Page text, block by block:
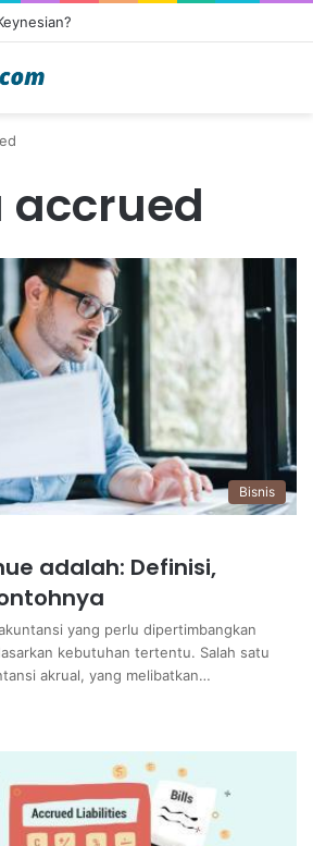
Bisnis
adalah: Definisi,
yang perlu dipertimbangkan
kebutuhan tertentu. Salah satu
akrual, yang melibatkan…